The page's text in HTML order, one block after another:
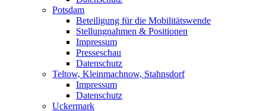
Potsdam
Beteiligung für die Mobilitätswende
Stellungnahmen & Positionen
Impressum
Presseschau
Datenschutz
Teltow, Kleinmachnow, Stahnsdorf
Impressum
Datenschutz
Uckermark